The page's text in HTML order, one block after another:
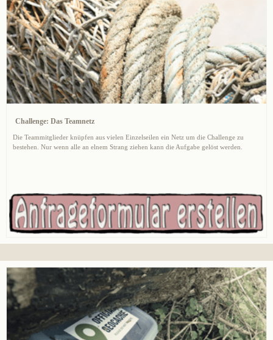
Challenge: Das Teamnetz
Die Teammitglieder knüpfen aus vielen Einzelseilen ein Netz um die Challenge zu
bestehen. Nur wenn alle an elnem Strang ziehen kann die Aufgabe gelöst werden.